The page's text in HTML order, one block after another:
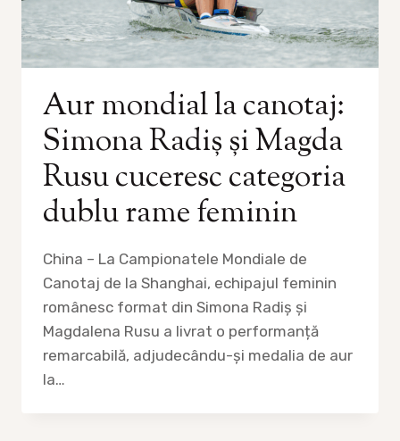
Aur mondial la canotaj:
Simona Radiș și Magda
Rusu cuceresc categoria
dublu rame feminin
China – La Campionatele Mondiale de
Canotaj de la Shanghai, echipajul feminin
românesc format din Simona Radiș și
Magdalena Rusu a livrat o performanță
remarcabilă, adjudecându-și medalia de aur
la…